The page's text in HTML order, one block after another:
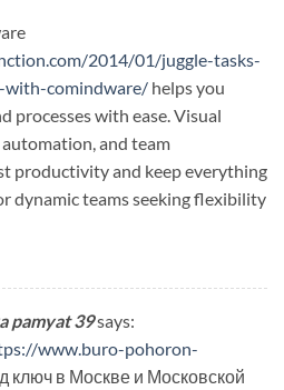
2014/01/juggle-tasks-
with-comindware/ helps you
processes with ease. Visual
and team
productivity and keep everything
dynamic teams seeking flexibility
pamyat 39says:
www.buro-pohoron-
ключ в Москве и Московской